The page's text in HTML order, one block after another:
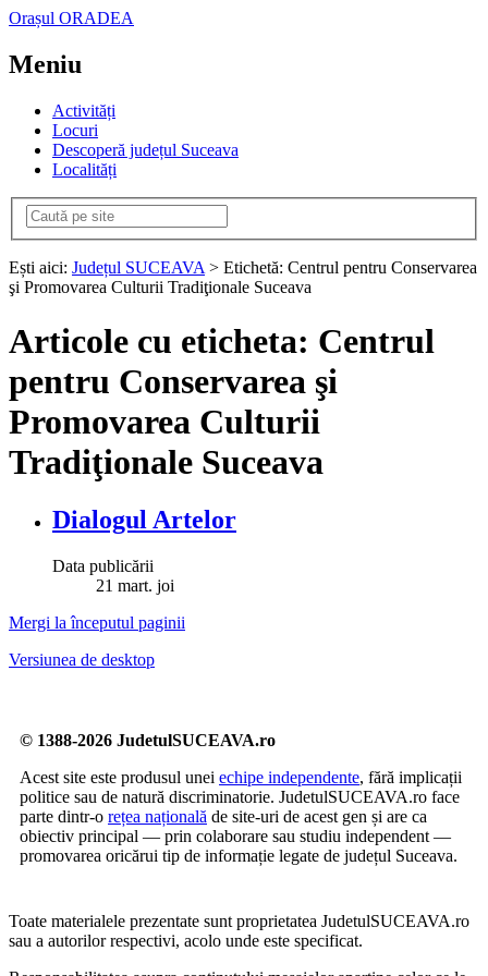
Orașul ORADEA
Meniu
Activități
Locuri
Descoperă județul Suceava
Localități
Ești aici: Județul SUCEAVA> Etichetă: Centrul pentru Conservarea
şi Promovarea Culturii Tradiţionale Suceava
Articole cu eticheta: Centrul
pentru Conservarea şi
Promovarea Culturii
Tradiţionale Suceava
Dialogul Artelor
Data publicării
21 mart. joi
Mergi la începutul paginii
Versiunea de desktop
© 1388-2026 JudetulSUCEAVA.ro
Acest site este produsul unei echipe independente, fără implicații
politice sau de natură discriminatorie. JudetulSUCEAVA.ro face
parte dintr-o rețea națională de site-uri de acest gen și are ca
obiectiv principal — prin colaborare sau studiu independent —
promovarea oricărui tip de informație legate de județul Suceava.
Toate materialele prezentate sunt proprietatea JudetulSUCEAVA.ro
sau a autorilor respectivi, acolo unde este specificat.